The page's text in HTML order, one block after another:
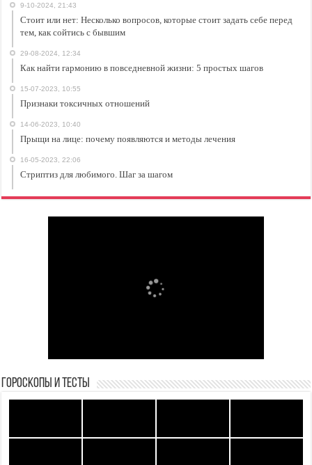
9-10-2024, 21:43
Стоит или нет: Несколько вопросов, которые стоит задать себе перед
тем, как сойтись с бывшим
29-08-2024, 12:34
Как найти гармонию в повседневной жизни: 5 простых шагов
15-07-2023, 10:55
Признаки токсичных отношений
14-06-2023, 10:40
Прыщи на лице: почему появляются и методы лечения
16-05-2023, 22:06
Стриптиз для любимого. Шаг за шагом
Гороскопы и Тесты